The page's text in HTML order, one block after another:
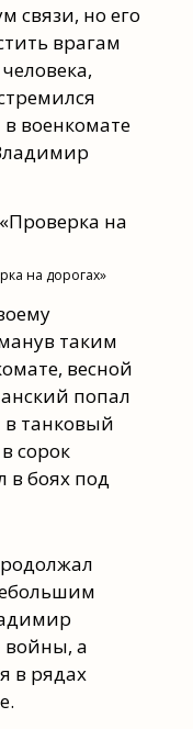
связи, но его
врагам
военкомате
на дорогах»
таким
весной
попал
танковый
сорок
в боях под
войны, а
в рядах